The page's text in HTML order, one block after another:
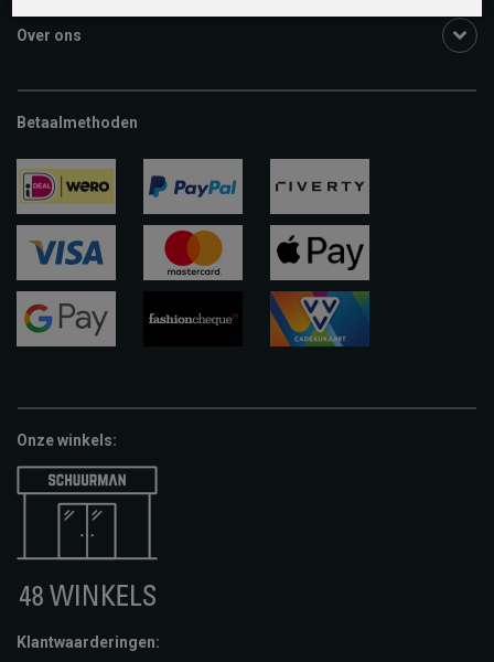
Over ons
Betaalmethoden
ideal paypal riverty
visa
apple-
pay
Onze winkels:
Klantwaarderingen: